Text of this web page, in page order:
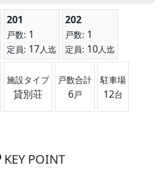
201
戸数: 1
定員: 17人迄
202
戸数: 1
定員: 10人迄
施設タイプ
貸別荘
戸数合計
6戸
駐車場
12台
KEY POINT